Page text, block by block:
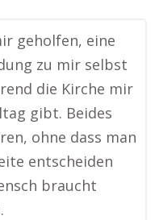
geholfen, eine
zu mir selbst
die Kirche mir
gibt. Beides
ohne dass man
entscheiden
braucht